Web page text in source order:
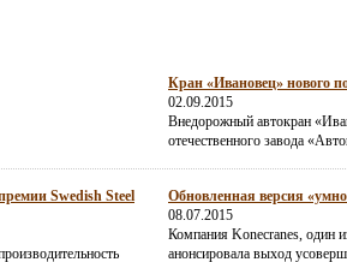
Кран «Ивановец» нового
02.09.2015
Внедорожный автокран
отечественного завода
Swedish Steel
Обновленная версия
08.07.2015
Компания Konecranes, один
анонсировала выход